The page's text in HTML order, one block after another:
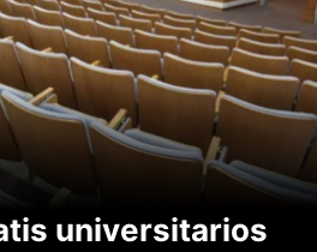
universitarios